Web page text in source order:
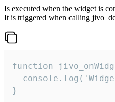
Is executed when the widget is
It is triggered when calling
function
}